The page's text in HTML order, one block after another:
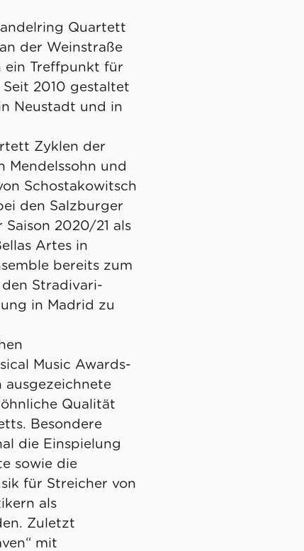
Quartett
der Weinstraße
ein Treffpunkt für
2010 gestaltet
Neustadt und in
Zyklen der
Mendelssohn und
Schostakowitsch
den Salzburger
2020/21 als
Artes in
bereits zum
Stradivari-
in Madrid zu
Music Awards-
ausgezeichnete
Qualität
Besondere
die Einspielung
sowie die
für Streicher von
als
Zuletzt
mit